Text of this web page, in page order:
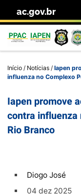
Skip to content
ac.gov.br
Início / Notícias / Iapen
influenza no Complexo
Iapen promove
contra influenza
Rio Branco
Diogo José
04 dez 2025